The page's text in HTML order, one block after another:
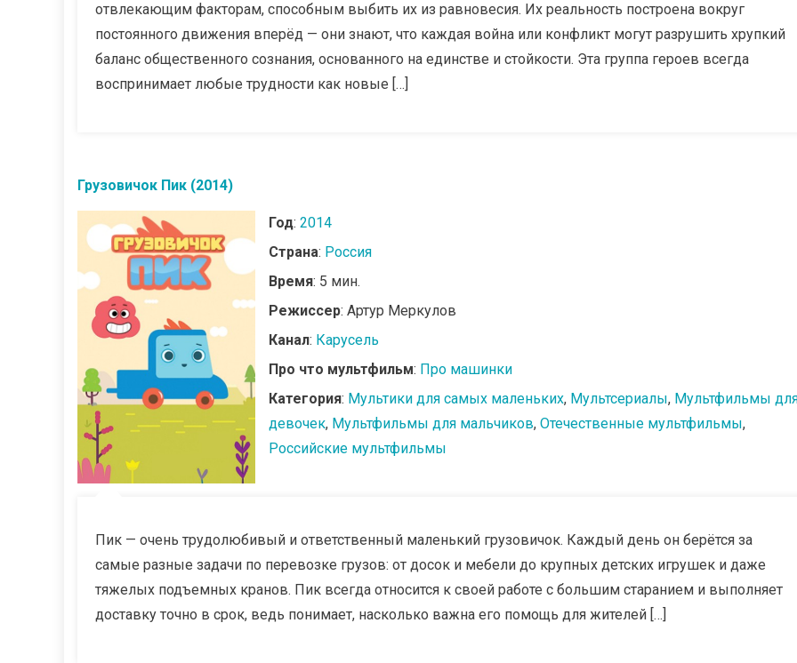
отвлекающим факторам, способным выбить их из равновесия. Их реальность построена вокруг
постоянного движения вперёд — они знают, что каждая война или конфликт могут разрушить хрупкий
баланс общественного сознания, основанного на единстве и стойкости. Эта группа героев всегда
воспринимает любые трудности как новые […]
Грузовичок Пик (2014)
Год: 2014
Страна: Россия
Время: 5 мин.
Режиссер: Артур Меркулов
Канал: Карусель
Про что мультфильм: Про машинки
Категория: Мультики для самых маленьких, Мультсериалы, Мультфильмы
девочек, Мультфильмы для мальчиков, Отечественные мультфильмы,
Российские мультфильмы
Пик — очень трудолюбивый и ответственный маленький грузовичок. Каждый день он берётся за
самые разные задачи по перевозке грузов: от досок и мебели до крупных детских игрушек и даже
тяжелых подъемных кранов. Пик всегда относится к своей работе с большим старанием и выполняет
доставку точно в срок, ведь понимает, насколько важна его помощь для жителей […]